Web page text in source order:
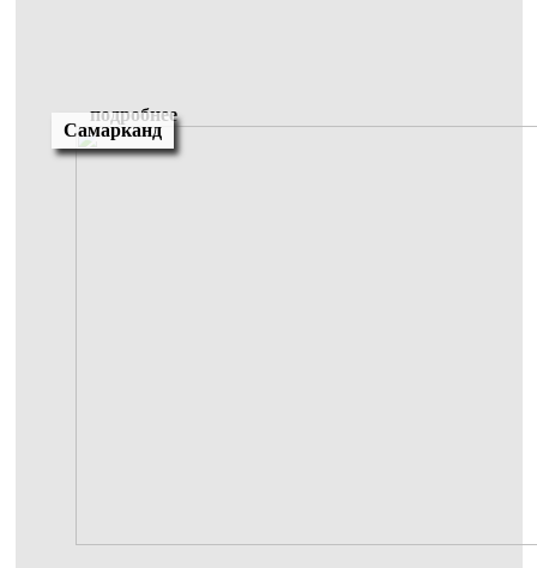
подробнее
Самарканд